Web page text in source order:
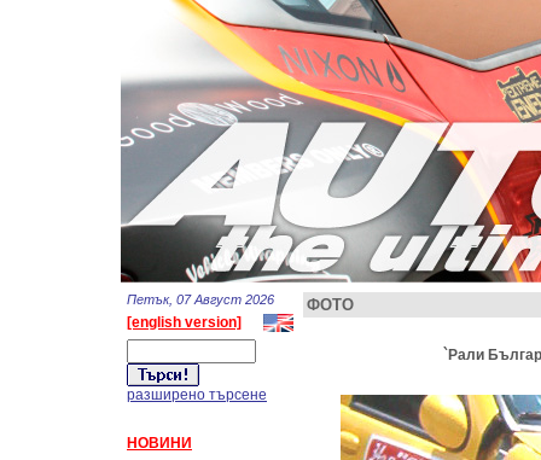
Петък, 07 Август 2026
[english version]
разширено търсене
НОВИНИ
ФОТО
`Рали